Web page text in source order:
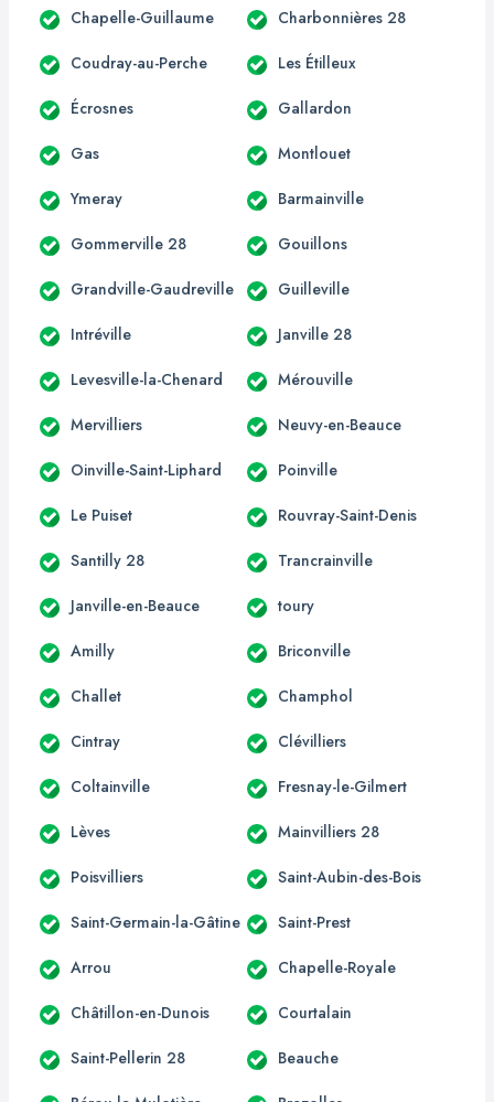
Chapelle-Guillaume Charbonnières 28
Coudray-au-Perche Les Étilleux
Écrosnes Gallardon
Gas Montlouet
Ymeray Barmainville
Gommerville 28 Gouillons
Grandville-Gaudreville Guilleville
Intréville Janville 28
Levesville-la-Chenard Mérouville
Mervilliers Neuvy-en-Beauce
Oinville-Saint-Liphard Poinville
Le Puiset Rouvray-Saint-Denis
Santilly 28 Trancrainville
Janville-en-Beauce toury
Amilly Briconville
Challet Champhol
Cintray Clévilliers
Coltainville Fresnay-le-Gilmert
Lèves Mainvilliers 28
Poisvilliers Saint-Aubin-des-Bois
Saint-Germain-la-Gâtine Saint-Prest
Arrou Chapelle-Royale
Châtillon-en-Dunois Courtalain
Saint-Pellerin 28 Beauche